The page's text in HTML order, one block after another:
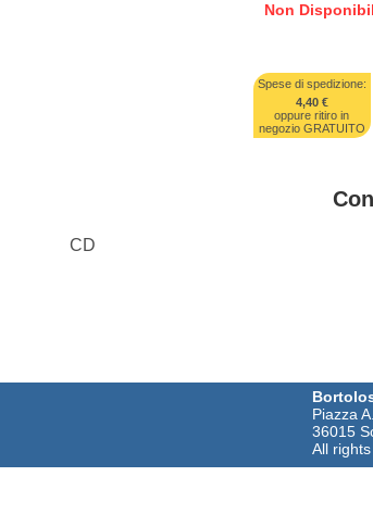
Non
Spese di spedizione:
4,40 €
oppure ritiro in
negozio GRATUITO
CD
Piazza
36015
All